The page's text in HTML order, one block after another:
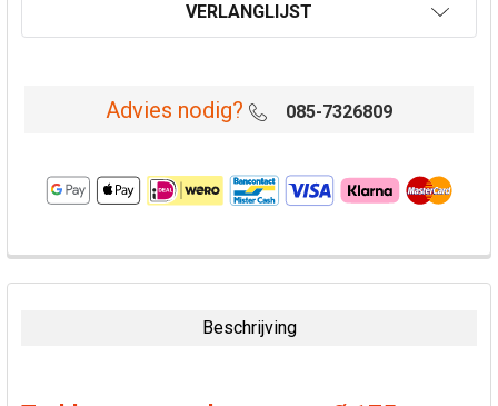
VERLANGLIJST
Advies nodig? 085-7326809
VAAK
SAMEN
Beschrijving